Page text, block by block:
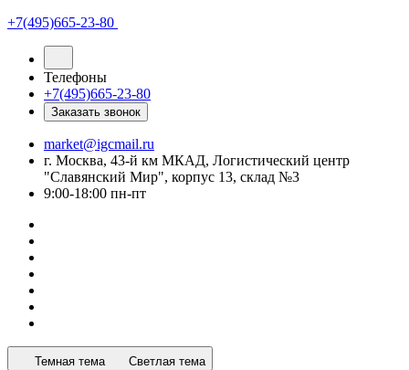
+7(495)665-23-80
Телефоны
+7(495)665-23-80
Заказать звонок
market@igcmail.ru
г. Москва, 43-й км МКАД, Логистический центр
"Славянский Мир", корпус 13, склад №3
9:00-18:00 пн-пт
Темная тема Светлая тема